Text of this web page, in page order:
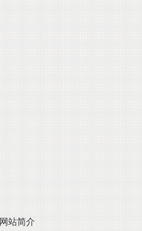
网站简介